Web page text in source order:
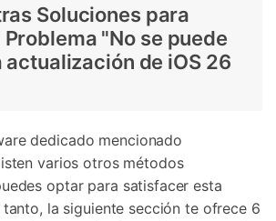
Soluciones para
"No se puede
de iOS 26
dedicado mencionado
varios otros métodos
optar para satisfacer esta
la siguiente sección te ofrece 6